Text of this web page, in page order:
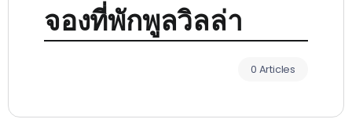
จองที่พักพูลวิลล่า
0 Articles